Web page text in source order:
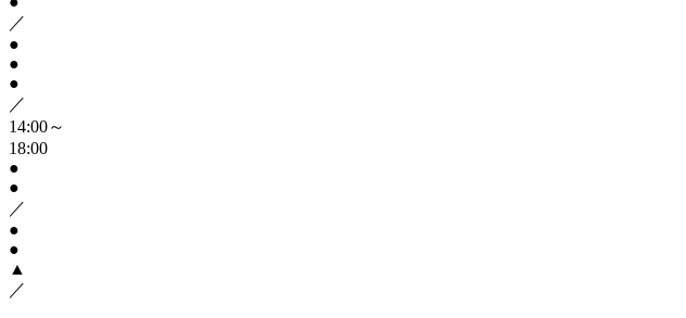
／
●
●
●
／
14:00～
18:00
●
●
／
●
●
▲
／